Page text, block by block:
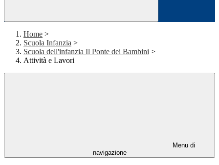
Home >
Scuola Infanzia >
Scuola dell'infanzia Il Ponte dei Bambini >
Attività e Lavori
Menu di
navigazione